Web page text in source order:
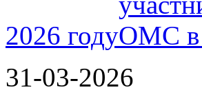
2026 году
31-03-2026